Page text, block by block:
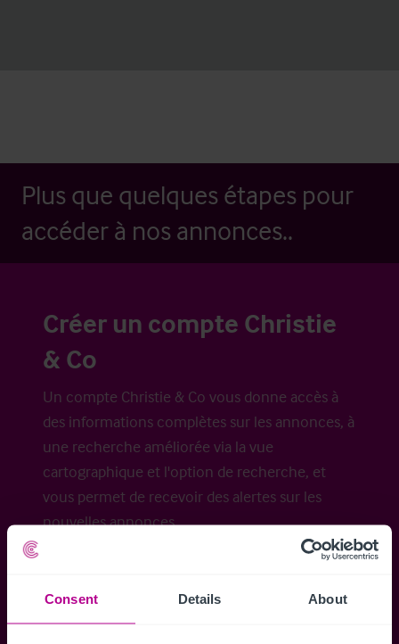
Consent Details About
Plus que quelques étapes pour
accéder à nos annonces..
Créer un compte Christie
& Co
Un compte Christie & Co vous donne accès à
des informations complètes sur les annonces, à
une recherche améliorée via la vue
cartographique et l'option de recherche, et
vous permet de recevoir des alertes sur les
nouvelles annonces.
Accéder à tous les détails